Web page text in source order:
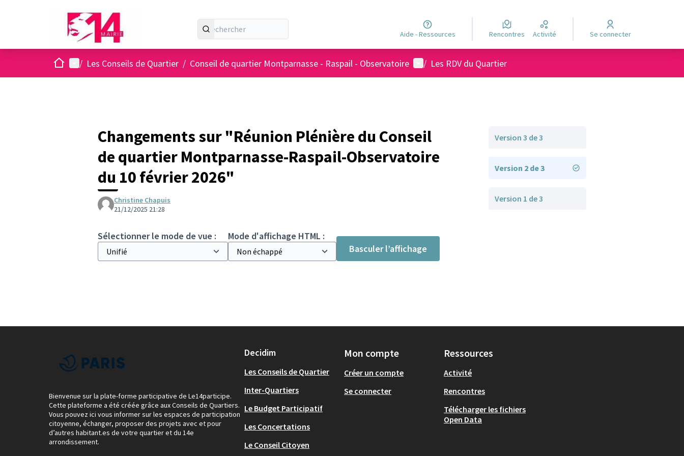
Aide - Ressources Rencontres Activité Se connecter
AccueilMenu principal
/ Les Conseils de Quartier / Conseil de quartier Montparnasse - Raspail - Observatoire Menu utilisateur
/ Les RDV du Quartier
Changements sur "Réunion Plénière du Conseil
de quartier Montparnasse-Raspail-Observatoire
du 10 février 2026"
Christine Chapuis
21/12/2025 21:28
Sélectionner le mode de vue :
Mode d'affichage HTML :
Basculer l’affichage
Version 3 de 3
Version 2 de 3
Version 1 de 3
Bienvenue sur la plate-forme participative de Le14participe.
Cette plateforme a été créée grâce aux Conseils de Quartiers.
Vous pouvez ici vous informer sur les espaces de participation
citoyenne, échanger, proposer des projets avec et pour
d’autres habitant.es de votre quartier et du 14e
arrondissement.
Decidim
Les Conseils de Quartier
Inter-Quartiers
Le Budget Participatif
Les Concertations
Le Conseil Citoyen
Mon compte
Créer un compte
Se connecter
Ressources
Activité
Rencontres
Télécharger les fichiers
Open Data